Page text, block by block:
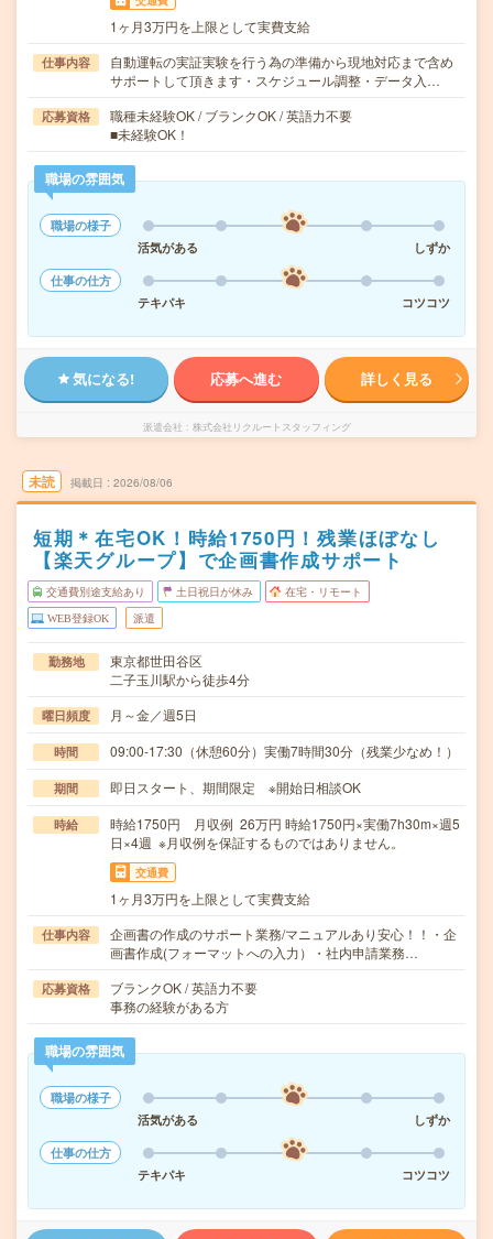
1ヶ月3万円を上限として実費支給
仕事内容
自動運転の実証実験を行う為の準備から現地対応まで含め
サポートして頂きます・スケジュール調整・データ入…
応募資格
職種未経験OK / ブランクOK / 英語力不要
■未経験OK！
職場の雰囲気
職場の様子
活気がある
しずか
仕事の仕方
テキパキ
コツコツ
気になる! 応募へ進む 詳しく見る
派遣会社 株式会社リクルートスタッフィング
未読 掲載日 2026/08/06
短期＊在宅OK！時給1750円！残業ほぼなし
【楽天グループ】で企画書作成サポート
交通費別途支給あり 土日祝日が休み 在宅・リモート
WEB登録OK 派遣
勤務地
東京都世田谷区
二子玉川駅から徒歩4分
曜日頻度 月～金／週5日
時間 09:00-17:30（休憩60分）実働7時間30分（残業少なめ！）
期間 即日スタート、期間限定 ※開始日相談OK
時給
時給1750円 月収例 26万円 時給1750円×実働7h30m×週5
日×4週 ※月収例を保証するものではありません。
交通費
1ヶ月3万円を上限として実費支給
仕事内容
企画書の作成のサポート業務/マニュアルあり安心！！・企
画書作成(フォーマットへの入力）・社内申請業務…
応募資格
ブランクOK / 英語力不要
事務の経験がある方
職場の雰囲気
職場の様子
活気がある
しずか
仕事の仕方
テキパキ
コツコツ